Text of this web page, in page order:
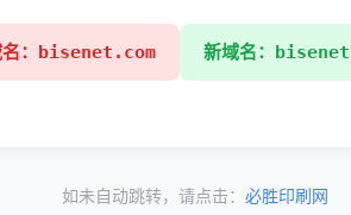
名：bisenet.com 新域名：
如未自动跳转，请点击： 必胜印刷网